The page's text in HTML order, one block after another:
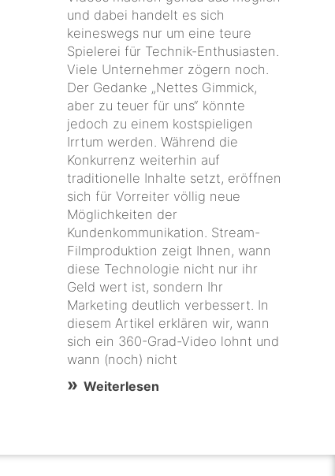
und dabei handelt es sich
keineswegs nur um eine teure
Spielerei für Technik-Enthusiasten.
Viele Unternehmer zögern noch.
Der Gedanke „Nettes Gimmick,
aber zu teuer für uns“ könnte
jedoch zu einem kostspieligen
Irrtum werden. Während die
Konkurrenz weiterhin auf
traditionelle Inhalte setzt, eröffnen
sich für Vorreiter völlig neue
Möglichkeiten der
Kundenkommunikation. Stream-
Filmproduktion zeigt Ihnen, wann
diese Technologie nicht nur ihr
Geld wert ist, sondern Ihr
Marketing deutlich verbessert. In
diesem Artikel erklären wir, wann
sich ein 360-Grad-Video lohnt und
wann (noch) nicht
Weiterlesen